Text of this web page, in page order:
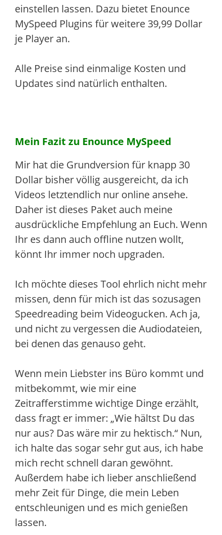
einstellen lassen. Dazu bietet Enounce
MySpeed Plugins für weitere 39,99 Dollar
je Player an.
Alle Preise sind einmalige Kosten und
Updates sind natürlich enthalten.
Mein Fazit zu Enounce MySpeed
Mir hat die Grundversion für knapp 30
Dollar bisher völlig ausgereicht, da ich
Videos letztendlich nur online ansehe.
Daher ist dieses Paket auch meine
ausdrückliche Empfehlung an Euch. Wenn
Ihr es dann auch offline nutzen wollt,
könnt Ihr immer noch upgraden.
Ich möchte dieses Tool ehrlich nicht mehr
missen, denn für mich ist das sozusagen
Speedreading beim Videogucken. Ach ja,
und nicht zu vergessen die Audiodateien,
bei denen das genauso geht.
Wenn mein Liebster ins Büro kommt und
mitbekommt, wie mir eine
Zeitrafferstimme wichtige Dinge erzählt,
dass fragt er immer: „Wie hältst Du das
nur aus? Das wäre mir zu hektisch.“ Nun,
ich halte das sogar sehr gut aus, ich habe
mich recht schnell daran gewöhnt.
Außerdem habe ich lieber anschließend
mehr Zeit für Dinge, die mein Leben
entschleunigen und es mich genießen
lassen.